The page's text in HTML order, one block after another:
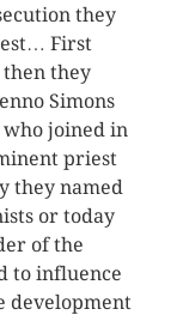
they
First
then they
Simons
who joined in
priest
they named
or today
of the
to influence
development